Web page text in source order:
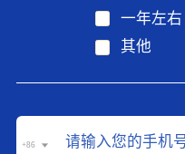
一年左右
其他
+86